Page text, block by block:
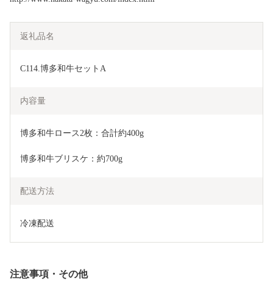
返礼品名
C114.博多和牛セットA
内容量
博多和牛ロース2枚：合計約400g
博多和牛ブリスケ：約700g
配送方法
冷凍配送
注意事項・その他